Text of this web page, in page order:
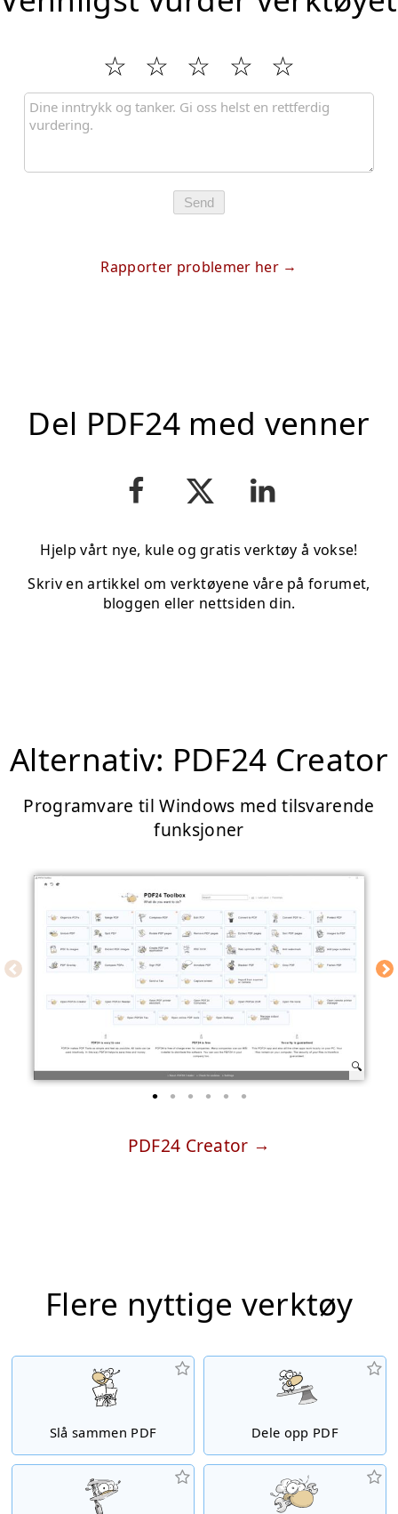
Send
Rapporter problemer her
Del PDF24 med venner
Hjelp vårt nye, kule og gratis verktøy å vokse!
Skriv en artikkel om verktøyene våre på forumet,
bloggen eller nettsiden din.
Alternativ: PDF24 Creator
Programvare til Windows med tilsvarende
funksjoner
PDF24 Creator
Flere nyttige verktøy
Slå sammen PDF Dele opp PDF